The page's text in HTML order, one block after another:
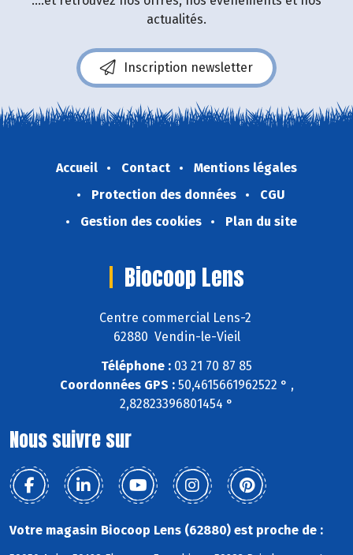
actualités.
Inscription newsletter
Accueil Contact
Mentions légales
Protection des données
CGU
Gestion des cookies
Plan du site
Biocoop Lens
Centre commercial Lens-2
62880 Vendin-le-Vieil
Téléphone : 03 21 70 87 85
Coordonnées GPS :50,4615661962522 ° ,
2,82823396801454 °
Nous suivre sur
Votre magasin Biocoop Lens (62880) est proche de :